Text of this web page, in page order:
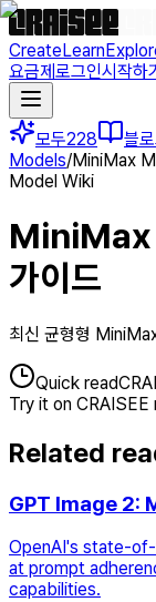
CreateLearn
요금제로그인시작하
모두228 블
Models/MiniMax
Model Wiki
가이드
최신 균형형
Quick read
Try it on CRAISEE
Related
GPT Image 2:
OpenAI's state-
at prompt
capabilities.